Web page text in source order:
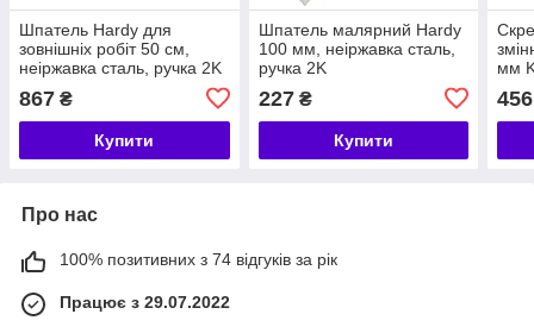
Шпатель Hardy для
зовнішніх робіт 50 см,
неіржавка сталь, ручка 2K
867 ₴
Купити
Шпатель малярний Hardy
100 мм, неіржавка сталь,
ручка 2K
227₴
Купити
мм
456
Про нас
100% позитивних з 74 відгуків за рік
Працює з 29.07.2022